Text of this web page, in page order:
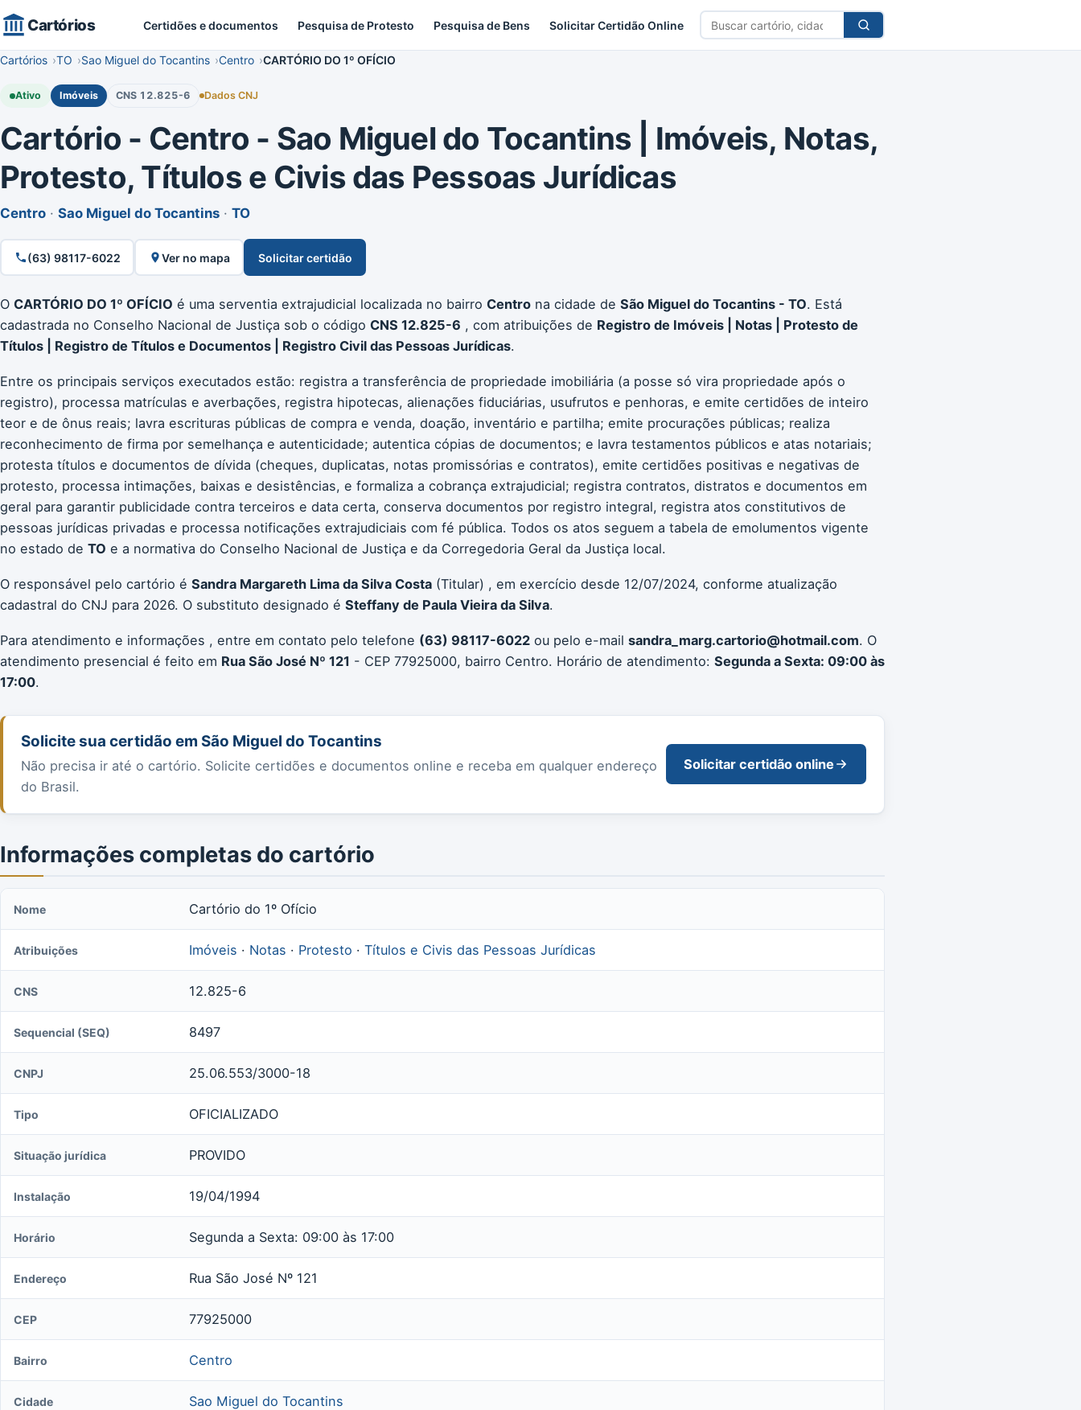
Cartórios Certidões e documentos Pesquisa de Protesto Pesquisa de Bens Solicitar Certidão Online
Buscar
cartório
Cartórios TO Sao Miguel do Tocantins Centro CARTÓRIO DO 1º OFÍCIO
Ativo Imóveis CNS 12.825-6 Dados CNJ
Cartório - Centro - Sao Miguel do Tocantins | Imóveis, Notas,
Protesto, Títulos e Civis das Pessoas Jurídicas
Centro · Sao Miguel do Tocantins · TO
(63) 98117-6022 Ver no mapa Solicitar certidão
O CARTÓRIO DO 1º OFÍCIO é uma serventia extrajudicial localizada no bairro Centro na cidade de São Miguel do Tocantins - TO. Está
cadastrada no Conselho Nacional de Justiça sob o código CNS 12.825-6 , com atribuições de Registro de Imóveis | Notas | Protesto de
Títulos | Registro de Títulos e Documentos | Registro Civil das Pessoas Jurídicas.
Entre os principais serviços executados estão: registra a transferência de propriedade imobiliária (a posse só vira propriedade após o
registro), processa matrículas e averbações, registra hipotecas, alienações fiduciárias, usufrutos e penhoras, e emite certidões de inteiro
teor e de ônus reais; lavra escrituras públicas de compra e venda, doação, inventário e partilha; emite procurações públicas; realiza
reconhecimento de firma por semelhança e autenticidade; autentica cópias de documentos; e lavra testamentos públicos e atas notariais;
protesta títulos e documentos de dívida (cheques, duplicatas, notas promissórias e contratos), emite certidões positivas e negativas de
protesto, processa intimações, baixas e desistências, e formaliza a cobrança extrajudicial; registra contratos, distratos e documentos em
geral para garantir publicidade contra terceiros e data certa, conserva documentos por registro integral, registra atos constitutivos de
pessoas jurídicas privadas e processa notificações extrajudiciais com fé pública. Todos os atos seguem a tabela de emolumentos vigente
no estado de TO e a normativa do Conselho Nacional de Justiça e da Corregedoria Geral da Justiça local.
O responsável pelo cartório é Sandra Margareth Lima da Silva Costa (Titular) , em exercício desde 12/07/2024, conforme atualização
cadastral do CNJ para 2026. O substituto designado é Steffany de Paula Vieira da Silva.
Para atendimento e informações , entre em contato pelo telefone (63) 98117-6022 ou pelo e-mail sandra_marg.cartorio@hotmail.com. O
atendimento presencial é feito em Rua São José Nº 121 - CEP 77925000, bairro Centro. Horário de atendimento: Segunda a Sexta: 09:00 às
17:00.
Solicite sua certidão em São Miguel do Tocantins
Não precisa ir até o cartório. Solicite certidões e documentos online e receba em qualquer endereço
do Brasil.
Solicitar certidão online
Informações completas do cartório
Nome Cartório do 1º Ofício
Atribuições Imóveis · Notas · Protesto · Títulos e Civis das Pessoas Jurídicas
CNS 12.825-6
Sequencial (SEQ) 8497
CNPJ 25.06.553/3000-18
Tipo OFICIALIZADO
Situação jurídica PROVIDO
Instalação 19/04/1994
Horário Segunda a Sexta: 09:00 às 17:00
Endereço Rua São José Nº 121
CEP 77925000
Bairro Centro
Cidade Sao Miguel do Tocantins